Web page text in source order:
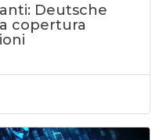
Deutsche
copertura